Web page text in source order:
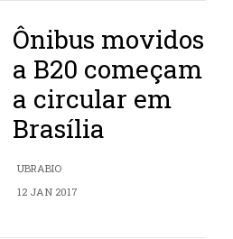
Ônibus movidos
a B20 começam
a circular em
Brasília
UBRABIO
12 JAN 2017